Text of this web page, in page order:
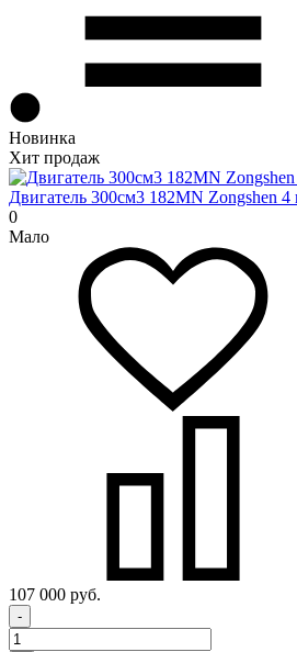
Новинка
Хит продаж
Двигатель 300см3 182MN Zongshen 4
0
Мало
107 000 руб.
-